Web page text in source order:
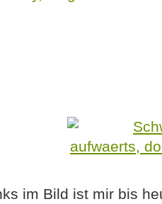
im Bild ist mir bis